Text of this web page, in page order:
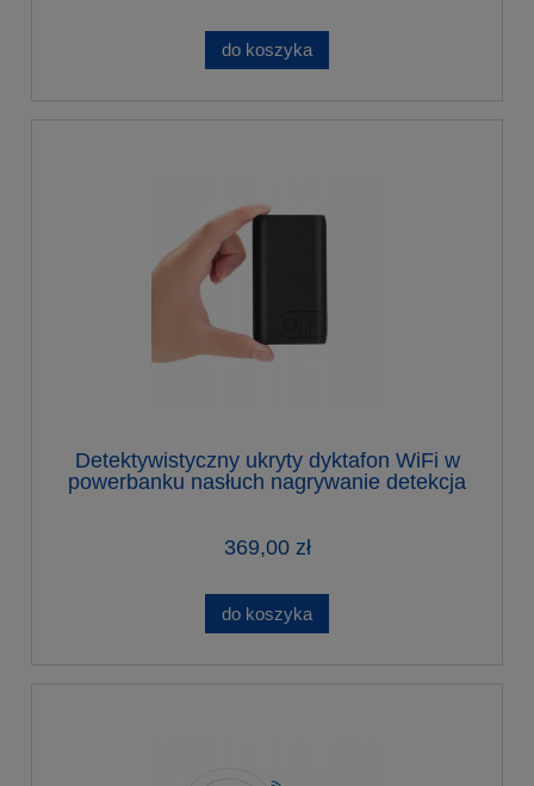
do koszyka
Detektywistyczny ukryty dyktafon WiFi w
powerbanku nasłuch nagrywanie detekcja
369,00 zł
do koszyka